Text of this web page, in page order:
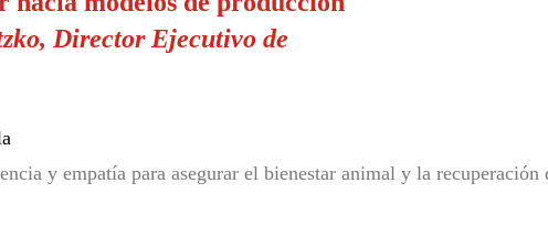
Director Ejecutivo de
y empatía para asegurar el bienestar animal y la recuperación